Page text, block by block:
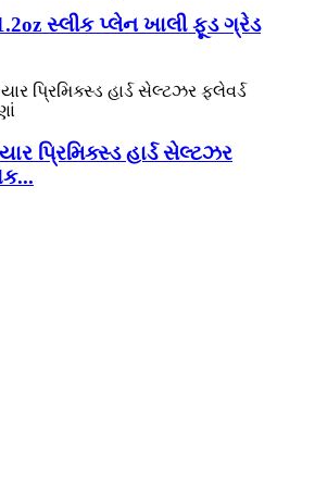
સ્લીક પ્લેન ખાલી ફૂડ ગ્રેડ
પ્રિમિક્સ્ડ હાર્ડ સેલ્ટઝર